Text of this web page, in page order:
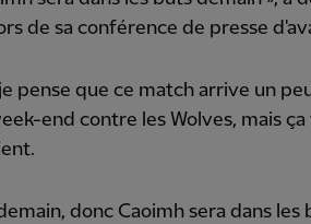
de sa conférence de presse
pense que ce match arrive un
end contre les Wolves, mais
donc Caoimh sera dans les